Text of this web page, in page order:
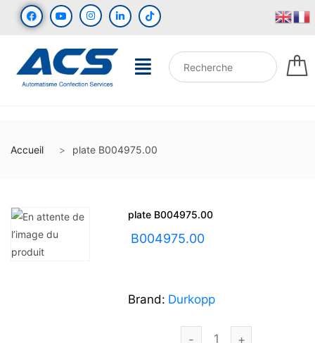
Accueil plate B004975.00
plate B004975.00
B004975.00
Brand: Durkopp